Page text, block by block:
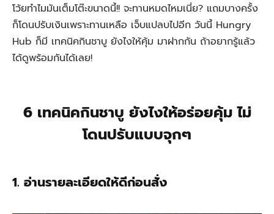
โว้ยทำไมมันเต็มโต๊ะขนาดนี้!! จะทานหมดไหมเนี่ย? แถมบางครั้ง
ก็โดนปรับเงินเพราะทานเหลือ เจ็บแปลบไปอีก วันนี้ Hungry
Hub ก็มี เทคนิคกินชาบู ยังไงให้คุ้ม มาฝากกัน ถ้าอยากรู้แล้ว
ได้ดูพร้อมกันได้เลย!
6 เทคนิคกินชาบู ยังไงให้อร่อยคุ้ม ไม่
โดนปรับแบบจุกๆ
1. อ่านรายละเอียดให้ดีก่อนสั่ง